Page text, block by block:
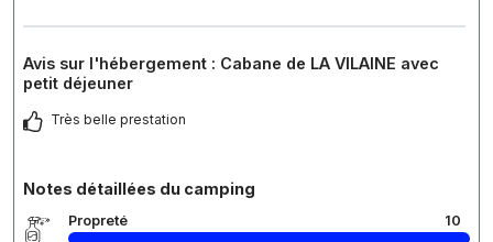
Avis sur l'hébergement : Cabane de LA VILAINE avec
petit déjeuner
Très belle prestation
Notes détaillées du camping
Propreté 10